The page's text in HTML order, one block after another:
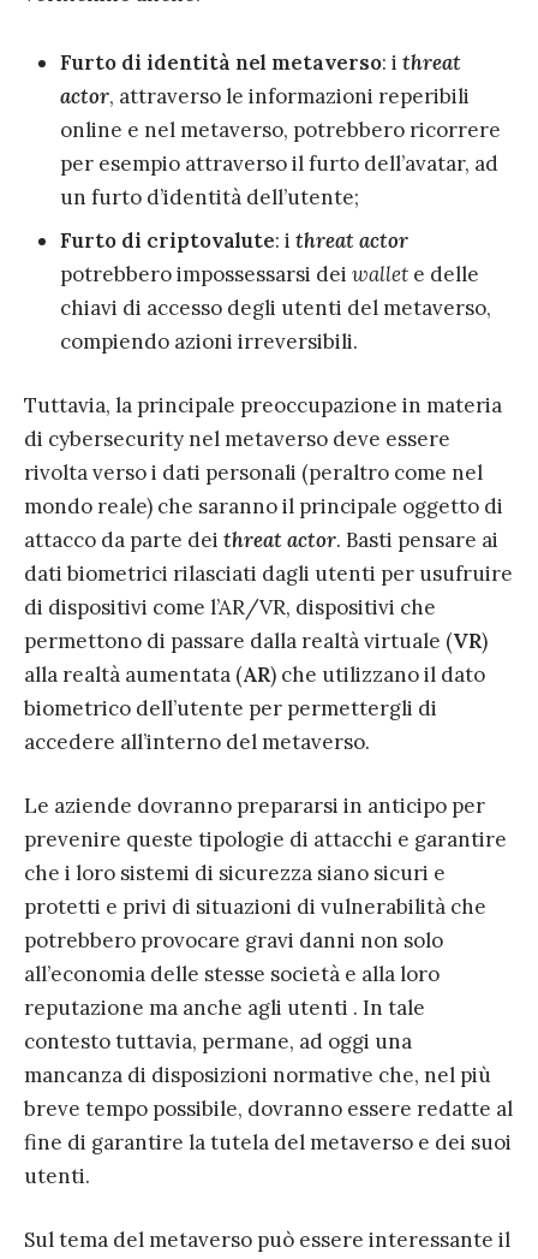
Furto di identità nel metaverso: i threat
actor, attraverso le informazioni reperibili
online e nel metaverso, potrebbero ricorrere
per esempio attraverso il furto dell’avatar, ad
un furto d’identità dell’utente;
Furto di criptovalute: i threat actor
potrebbero impossessarsi dei wallet e delle
chiavi di accesso degli utenti del metaverso,
compiendo azioni irreversibili.
Tuttavia, la principale preoccupazione in materia
di cybersecurity nel metaverso deve essere
rivolta verso i dati personali (peraltro come nel
mondo reale) che saranno il principale oggetto di
attacco da parte dei threat actor. Basti pensare ai
dati biometrici rilasciati dagli utenti per usufruire
di dispositivi come l’AR/VR, dispositivi che
permettono di passare dalla realtà virtuale (VR)
alla realtà aumentata (AR) che utilizzano il dato
biometrico dell’utente per permettergli di
accedere all’interno del metaverso.
Le aziende dovranno prepararsi in anticipo per
prevenire queste tipologie di attacchi e garantire
che i loro sistemi di sicurezza siano sicuri e
protetti e privi di situazioni di vulnerabilità che
potrebbero provocare gravi danni non solo
all’economia delle stesse società e alla loro
reputazione ma anche agli utenti . In tale
contesto tuttavia, permane, ad oggi una
mancanza di disposizioni normative che, nel più
breve tempo possibile, dovranno essere redatte al
fine di garantire la tutela del metaverso e dei suoi
utenti.
Sul tema del metaverso può essere interessante il